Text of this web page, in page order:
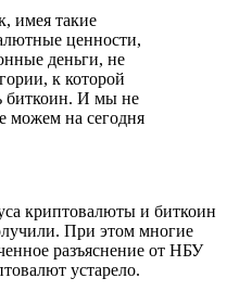
имея такие
ценности,
деньги, не
к которой
биткоин. И мы не
можем на сегодня
криптовалюты и биткоин
При этом многие
разъяснение от НБУ
устарело.